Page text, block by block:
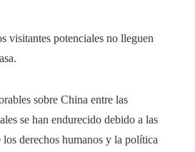
visitantes potenciales no lleguen
sobre China entre las
se han endurecido debido a las
los derechos humanos y la política